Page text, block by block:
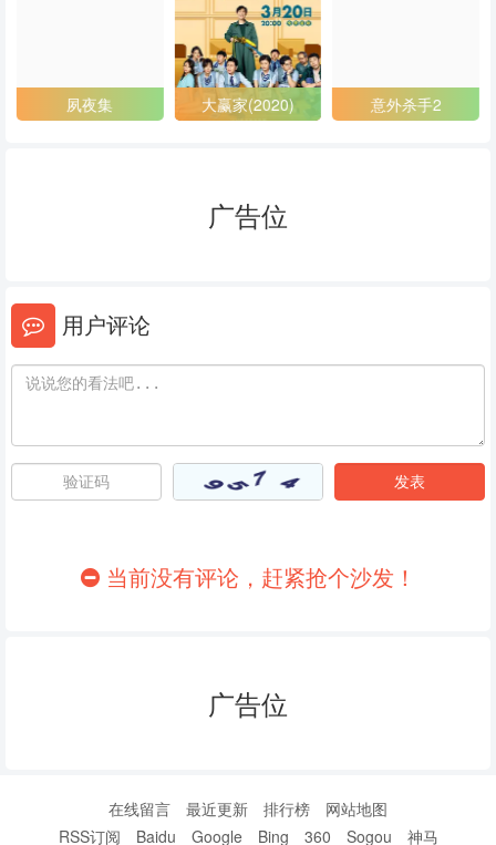
夙夜集 大赢家(2020) 意外杀手2
广告位
用户评论
当前没有评论，赶紧抢个沙发！
广告位
在线留言 最近更新 排行榜
网站地图
RSS订阅
Baidu Google Bing 360 Sogou 神马